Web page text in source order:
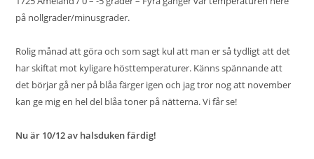
på nollgrader/minusgrader.
Rolig månad att göra och som sagt kul att man er så tydligt att det
har skiftat mot kyligare hösttemperaturer. Känns spännande att
det börjar gå ner på blåa färger igen och jag tror nog att november
kan ge mig en hel del blåa toner på nätterna. Vi får se!
Nu är 10/12 av halsduken färdig!